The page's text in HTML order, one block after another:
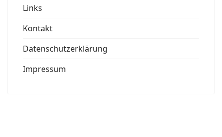
Links
Kontakt
Datenschutzerklärung
Impressum